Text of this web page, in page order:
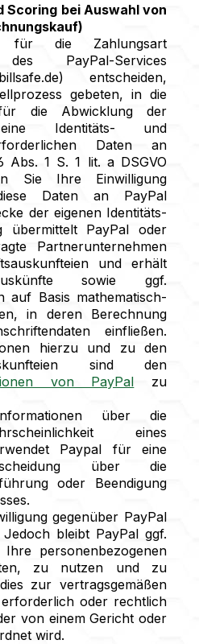
Scoring bei Auswahl von
die Zahlungsart
des PayPal-Services
entscheiden,
gebeten, in die
die Abwicklung der
Identitäts- und
Daten an
Abs. 1 S. 1 lit. a DSGVO
Sie Ihre Einwilligung
Daten an PayPal
der eigenen Identitäts-
übermittelt PayPal oder
Partnerunternehmen
und erhält
sowie ggf.
auf Basis mathematisch-
in deren Berechnung
einfließen.
hierzu und zu den
sind den
von PayPal zu
über die
eines
Paypal für eine
über die
oder Beendigung
gegenüber PayPal
bleibt PayPal ggf.
personenbezogenen
zu nutzen und zu
zur vertragsgemäßen
oder rechtlich
von einem Gericht oder
wird.